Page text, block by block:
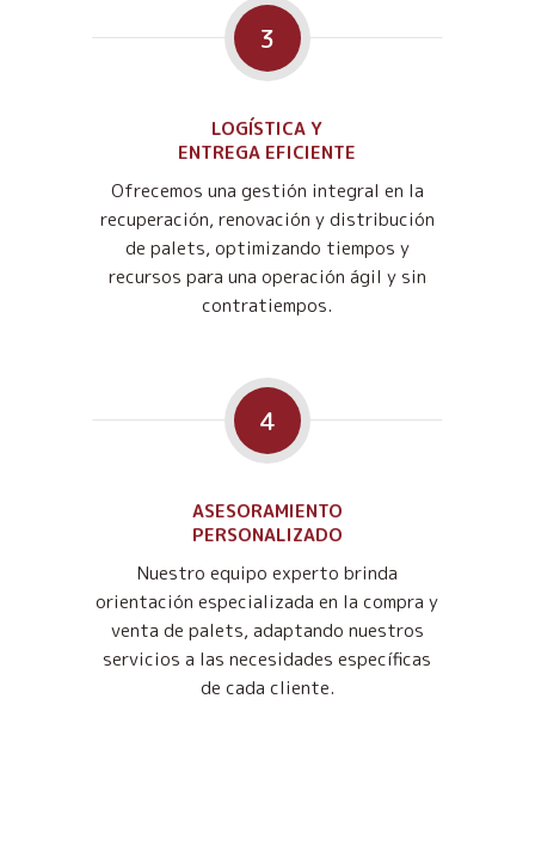
3
LOGÍSTICA Y
ENTREGA EFICIENTE
Ofrecemos una gestión integral en la
recuperación, renovación y distribución
de palets, optimizando tiempos y
recursos para una operación ágil y sin
contratiempos.
4
ASESORAMIENTO
PERSONALIZADO
Nuestro equipo experto brinda
orientación especializada en la compra y
venta de palets, adaptando nuestros
servicios a las necesidades específicas
de cada cliente.